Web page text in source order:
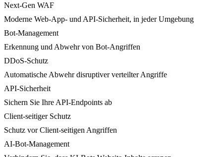
Next-Gen WAF
Moderne Web-App- und API-Sicherheit, in jeder Umgebung
Bot-Management
Erkennung und Abwehr von Bot-Angriffen
DDoS-Schutz
Automatische Abwehr disruptiver verteilter Angriffe
API-Sicherheit
Sichern Sie Ihre API-Endpoints ab
Client-seitiger Schutz
Schutz vor Client-seitigen Angriffen
AI-Bot-Management